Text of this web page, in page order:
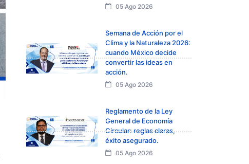
05 Ago 2026
Semana de Acción por el
Clima y la Naturaleza 2026:
cuando México decide
convertir las ideas en
acción.
05 Ago 2026
Reglamento de la Ley
General de Economía
Circular: reglas claras,
éxito asegurado.
05 Ago 2026